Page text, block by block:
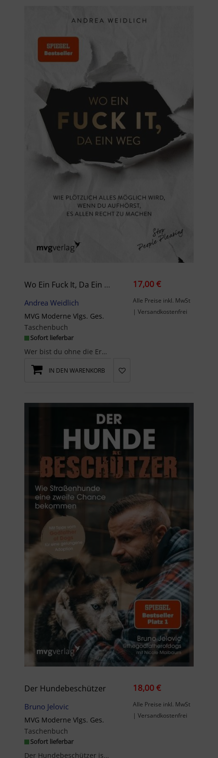
Wo Ein Fuck It, Da Ein Weg
Andrea Weidlich
MVG Moderne Vlgs. Ges.
Taschenbuch
Sofort lieferbar
Wer bist du ohne die Erwartungen anderer?Immer wieder versuchen wir, es allen recht zu machen, un...
17,00 €
Alle Preise inkl. MwSt
| Versandkostenfrei
IN DEN WARENKORB
Der Hundebeschützer
Bruno Jelovic
MVG Moderne Vlgs. Ges.
Taschenbuch
Sofort lieferbar
Der Hundebeschützer ist Gewinner des LovelyBooks Community Award 2025Manche haben ein oder zwei, ...
18,00 €
Alle Preise inkl. MwSt
| Versandkostenfrei